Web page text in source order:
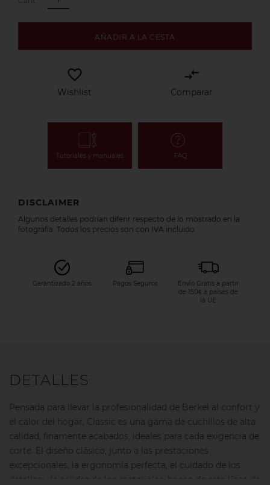
AÑADIR A LA CESTA
favorite_border
Wishlist
compare_arrows
Comparar
Tutoriales y manuales FAQ
DISCLAIMER
Algunos detalles podrían diferir respecto de lo mostrado en la
fotografía. Todos los precios son con IVA incluido.
Garantizado 2 años Pagos Seguros
Envío Gratis a partir
de 150€ a países de
la UE
DETALLES
Pensada para llevar la profesionalidad de Berkel al confort y
el calor del hogar, Classic es una gama de cuchillos de alta
calidad, finamente acabados, ideales para cada exigencia de
corte. El diseño clásico, junto a las prestaciones
excepcionales, la ergonomía perfecta, el cuidado de los
detalles y la solidez de los materiales, hacen de esta línea de